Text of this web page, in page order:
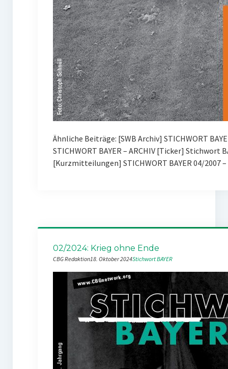
Ähnliche Beiträge: [SWB Archiv] STICHWORT
STICHWORT BAYER – ARCHIV [Ticker] Stichwort
[Kurzmitteilungen] STICHWORT BAYER 04/2007
02/2024: Krieg ohne Ende
CBG Redaktion18. Oktober 2024Stichwort BAYER